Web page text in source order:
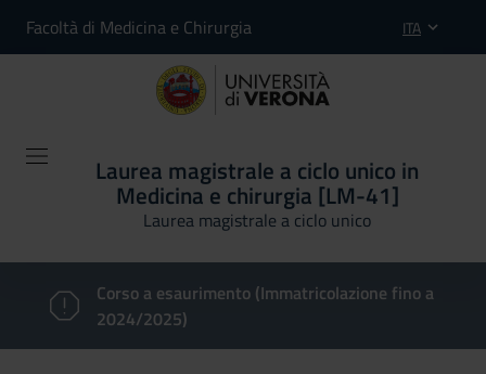
Facoltà di Medicina e Chirurgia ITA
Laurea magistrale a ciclo unico in
Medicina e chirurgia [LM-41]
Laurea magistrale a ciclo unico
Corso a esaurimento (Immatricolazione fino a
2024/2025)